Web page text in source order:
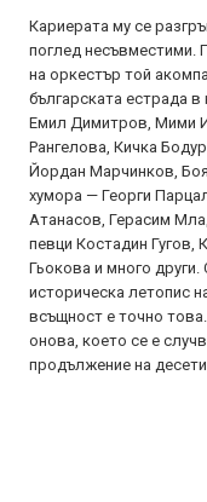
Кариерата му се
поглед несъвместими.
на оркестър той
българската естрада
Емил Димитров, Мими
Рангелова, Кичка
Йордан Марчинков,
хумора — Георги
Атанасов, Герасим
певци Костадин Гугов,
Гьокова и много други.
историческа летопис
всъщност е точно
онова, което се е
продължение на